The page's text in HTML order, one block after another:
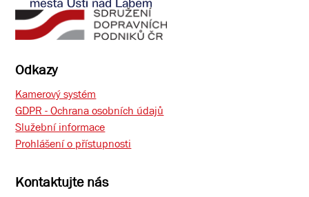
Odkazy
Kamerový systém
GDPR - Ochrana osobních údajů
Služební informace
Prohlášení o přístupnosti
Kontaktujte nás